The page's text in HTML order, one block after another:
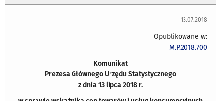
13.07.2018
Opublikowane w:
M.P.2018.700
Komunikat
Prezesa Głównego Urzędu Statystycznego
z dnia 13 lipca 2018 r.